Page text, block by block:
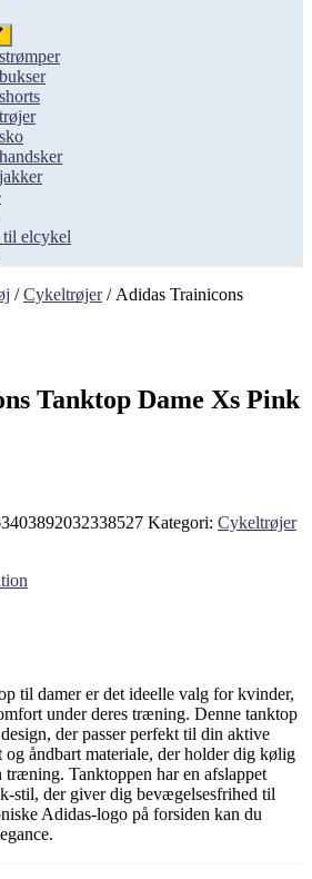
elcykel
/Cykeltrøjer/ Adidas Trainicons
Tanktop Dame Xs Pink
Kategori: Cykeltrøjer
til damer er det ideelle valg for kvinder,
under deres træning. Denne tanktop
der passer perfekt til din aktive
åndbart materiale, der holder dig kølig
Tanktoppen har en afslappet
stil, der giver dig bevægelsesfrihed til
Adidas-logo på forsiden kan du